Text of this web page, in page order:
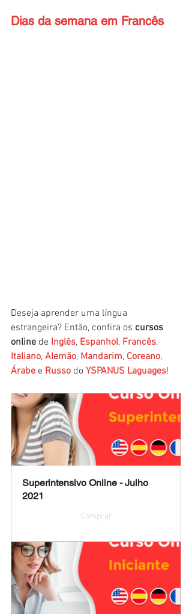
Dias da semana em Francês
Deseja aprender uma língua
estrangeira? Então, confira os cursos
online de Inglês, Espanhol, Francês,
Italiano, Alemão, Mandarim, Coreano,
Árabe e Russo do YSPANUS Laguages!
Superintensivo Online - Julho
2021
Comprar